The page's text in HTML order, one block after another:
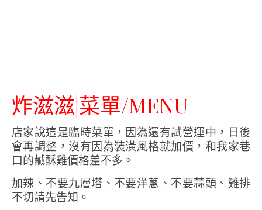
炸滋滋|菜單/MENU
店家說這是臨時菜單，因為還有試營運中，日後
會再調整，沒有因為裝潢風格就加價，和我家巷
口的鹹酥雞價格差不多。
加辣、不要九層塔、不要洋蔥、不要蒜頭、雞排
不切請先告知。